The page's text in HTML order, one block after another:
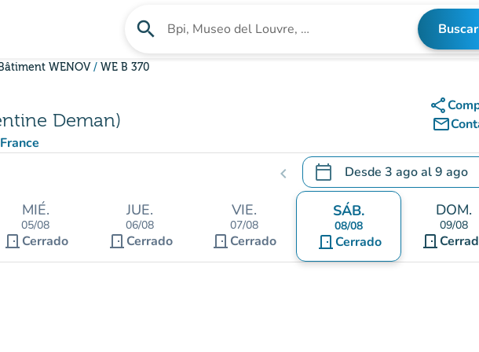
search Buscar un establecimiento Buscar
WENOV WE B 370
Deman)
Maps)
share
mail_outline
chevron_left calendar_today Desde 3 agoal9 ago
.Abra el calendario para
MIÉ.
05/08
door_front Cerrado
JUE.
06/08
door_front Cerrado
VIE.
07/08
door_front Cerrado
SÁB.
08/08
door_front Cerrado
DOM.
09/08
door_front